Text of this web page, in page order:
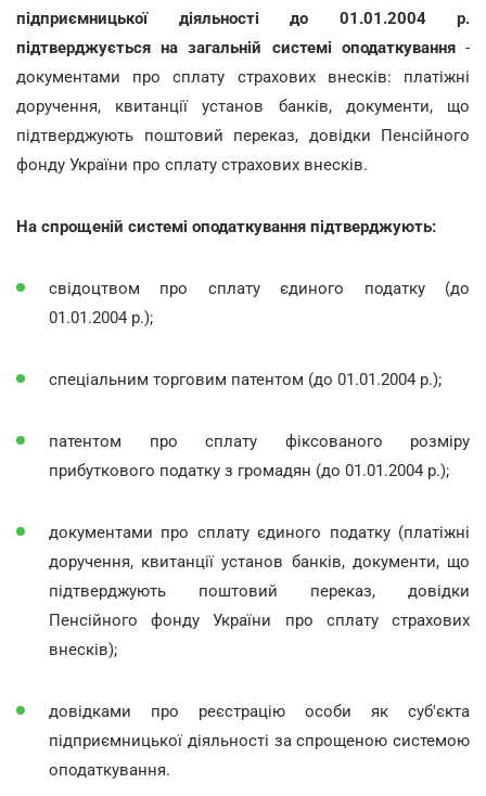
підприємницької діяльності до 01.01.2004 р.
підтверджується на загальній системі оподаткування-
документами про сплату страхових внесків: платіжні
доручення, квитанції установ банків, документи, що
підтверджують поштовий переказ, довідки Пенсійного
фонду України про сплату страхових внесків.
На спрощеній системі оподаткування підтверджують:
свідоцтвом про сплату єдиного податку (до
01.01.2004 р.);
спеціальним торговим патентом (до 01.01.2004 р.);
патентом про сплату фіксованого розміру
прибуткового податку з громадян (до 01.01.2004 р.);
документами про сплату єдиного податку (платіжні
доручення, квитанції установ банків, документи, що
підтверджують поштовий переказ, довідки
Пенсійного фонду України про сплату страхових
внесків);
довідками про реєстрацію особи як суб'єкта
підприємницької діяльності за спрощеною системою
оподаткування.